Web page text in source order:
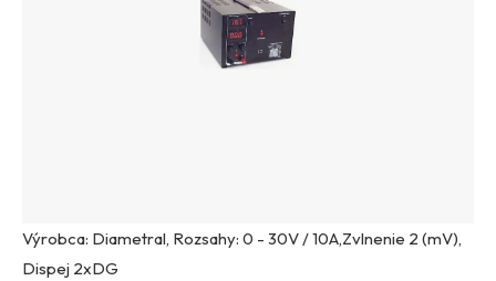
Výrobca: Diametral, Rozsahy: 0 - 30V / 10A,Zvlnenie 2 (mV),
Dispej 2xDG